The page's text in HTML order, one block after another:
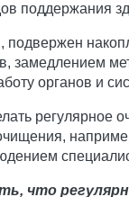
поддержания
замедлением
органов и
регулярное
что